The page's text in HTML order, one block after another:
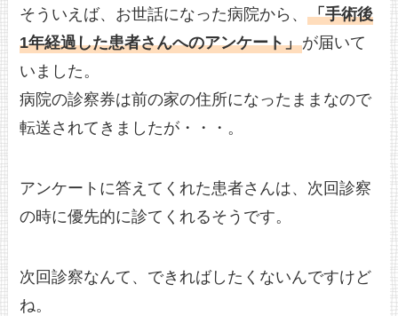
そういえば、お世話になった病院から、「手術後
1年経過した患者さんへのアンケート」が届いて
いました。
病院の診察券は前の家の住所になったままなので
転送されてきましたが・・・。
アンケートに答えてくれた患者さんは、次回診察
の時に優先的に診てくれるそうです。
次回診察なんて、できればしたくないんですけど
ね。